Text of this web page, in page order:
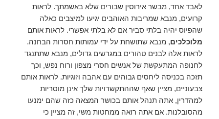
לאבד אחד, מבשר אירוסין שבורים שלא באשמתך. לראות
קרועים, מנבא שמריבות האוהבים יגיעו למיצבים כאלה
שהפיוס יהיה בלתי סביר אם לא בלתי אפשרי. לראות אותם
מלוכלכים, מנבא שתושחת על ידי עמותות חסרות הבחנה.
לראות אלה לבנים טהורים במגרשים גדולים, מנבא שתתנגד
לחנופה המתעקשת של אנשים חסרי מצפון ורוח נפש, וכך
תזכה בכניסה ליחסים גבוהים עם אהבה וזוגיות. לראות אותם
צבעוניים, מציין שאף שההתקשרויות שלך אינן מוסריות
למהדרין, אתה תנהל אותם בכושר המצאה כזה שהם ימנעו
מהסובלנות. אם אתה רואה ממחטות משי, זה מציין כי